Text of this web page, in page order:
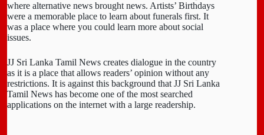
where alternative news brought news. Artists’ Birthdays
were a memorable place to learn about funerals first. It
was a place where you could learn more about social
issues.
JJ Sri Lanka Tamil News creates dialogue in the country
as it is a place that allows readers’ opinion without any
restrictions. It is against this background that JJ Sri Lanka
Tamil News has become one of the most searched
applications on the internet with a large readership.